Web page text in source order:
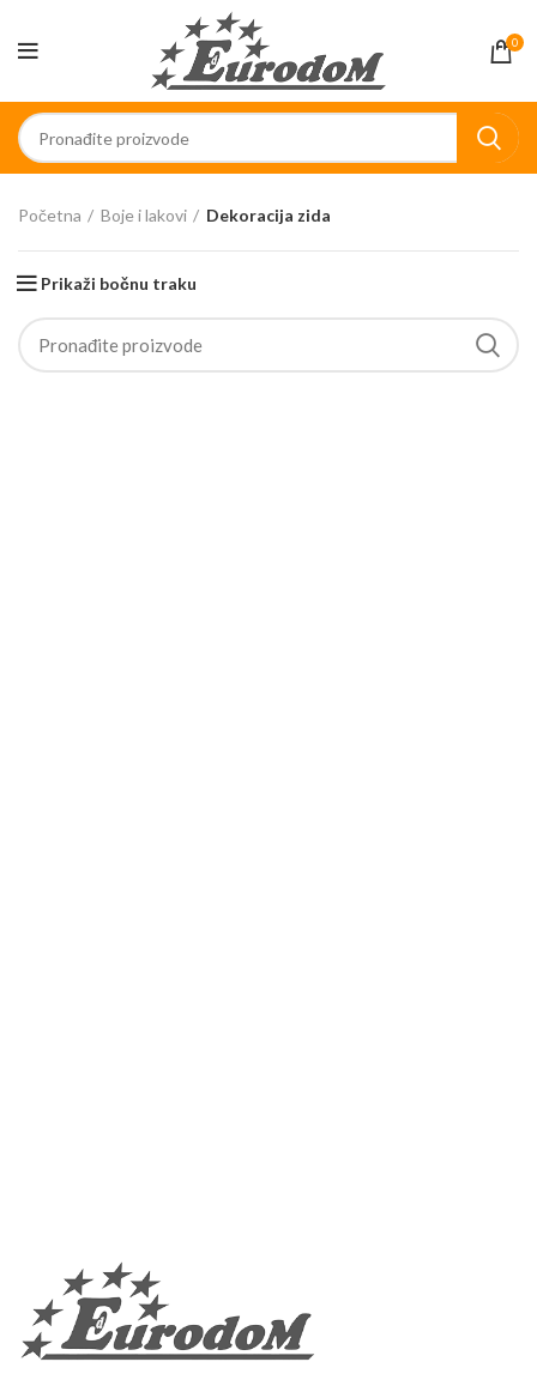
0
Početna Boje i lakovi Dekoracija zida
Prikaži bočnu traku